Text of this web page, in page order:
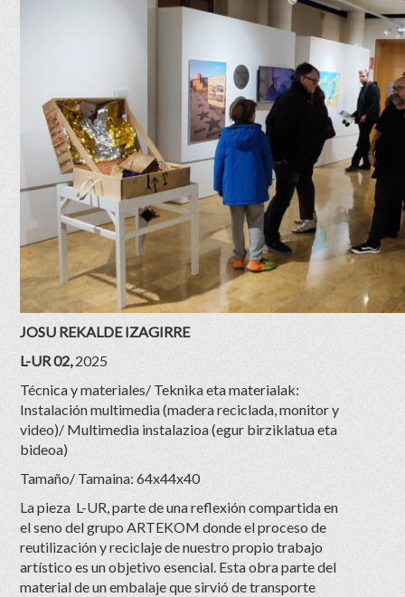
JOSU REKALDE IZAGIRRE
L-UR02,2025
Técnica y materiales/ Teknika eta materialak:
Instalación multimedia (madera reciclada, monitor y
video)/ Multimedia instalazioa (egur birziklatua eta
bideoa)
Tamaño/ Tamaina: 64x44x40
La pieza L-UR, parte de una reflexión compartida en
el seno del grupo ARTEKOM donde el proceso de
reutilización y reciclaje de nuestro propio trabajo
artístico es un objetivo esencial. Esta obra parte del
material de un embalaje que sirvió de transporte